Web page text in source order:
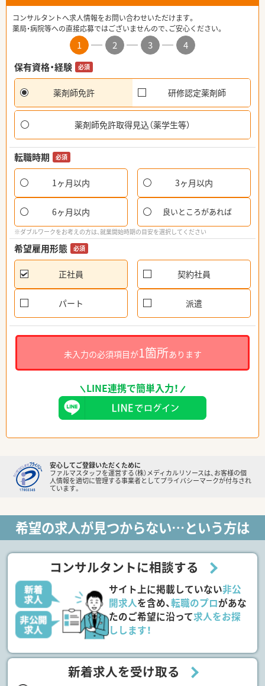
コンサルタントへ求人情報をお問い合わせいただけます。
薬局・病院等への直接応募ではございませんので、ご安心ください。
1 2 3
4
保有資格・経験
必須
薬剤師免許 研修認定薬剤師
薬剤師免許取得見込（薬学生等）
転職時期 必須
1ヶ月以内 3ヶ月以内
6ヶ月以内 良いところがあれば
※ダブルワークをお考えの方は、就業開始時期の目安を選択してください
希望雇用形態 必須
正社員 契約社員
パート 派遣
未入力の必須項目が1箇所あります
LINE連携で簡単入力！
安心してご登録いただくために
ファルマスタッフを運営する（株）メディカルリソースは、お客様の個
人情報を適切に管理する事業者としてプライバシーマークが付与され
ています。
希望の求人が見つからない…という方は
コンサルタントに相談する
サイト上に掲載していない非公
開求人を含め、転職のプロがあな
たのご希望に沿って求人をお探
しします！
新着求人を受け取る